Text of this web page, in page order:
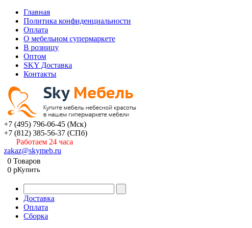
Главная
Политика конфиденциальности
Оплата
О мебельном супермаркете
В розницу
Оптом
SKY Доставка
Контакты
+7 (495) 796-06-45 (Мск)
+7 (812) 385-56-37 (СПб)
Работаем 24 часа
zakaz@skymeb.ru
0 Товаров
0 pКупить
Доставка
Оплата
Сборка